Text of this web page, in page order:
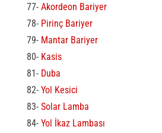
77- Akordeon Bariyer
78- Pirinç Bariyer
79- Mantar Bariyer
80- Kasis
81- Duba
82- Yol Kesici
83- Solar Lamba
84- Yol İkaz Lambası